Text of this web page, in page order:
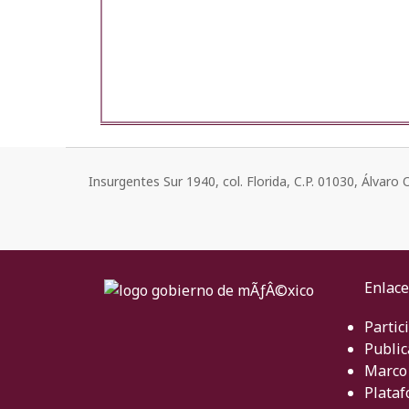
Insurgentes Sur 1940, col. Florida, C.P. 01030, Álvaro